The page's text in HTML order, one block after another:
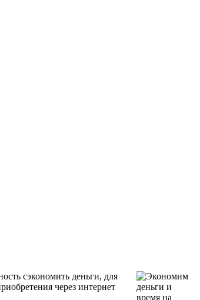
сэкономить деньги, для
через интернет